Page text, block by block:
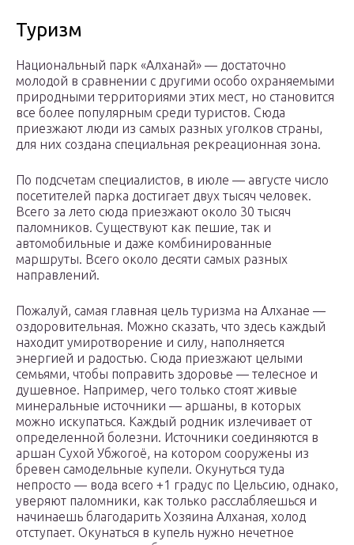
Туризм
Национальный парк «Алханай» — достаточно
молодой в сравнении с другими особо охраняемыми
природными территориями этих мест, но становится
все более популярным среди туристов. Сюда
приезжают люди из самых разных уголков страны,
для них создана специальная рекреационная зона.
По подсчетам специалистов, в июле — августе число
посетителей парка достигает двух тысяч человек.
Всего за лето сюда приезжают около 30 тысяч
паломников. Существуют как пешие, так и
автомобильные и даже комбинированные
маршруты. Всего около десяти самых разных
направлений.
Пожалуй, самая главная цель туризма на Алханае —
оздоровительная. Можно сказать, что здесь каждый
находит умиротворение и силу, наполняется
энергией и радостью. Сюда приезжают целыми
семьями, чтобы поправить здоровье — телесное и
душевное. Например, чего только стоят живые
минеральные источники — аршаны, в которых
можно искупаться. Каждый родник излечивает от
определенной болезни. Источники соединяются в
аршан Сухой Убжогоё, на котором сооружены из
бревен самодельные купели. Окунуться туда
непросто — вода всего +1 градус по Цельсию, однако,
уверяют паломники, как только расслабляешься и
начинаешь благодарить Хозяина Алханая, холод
отступает. Окунаться в купель нужно нечетное